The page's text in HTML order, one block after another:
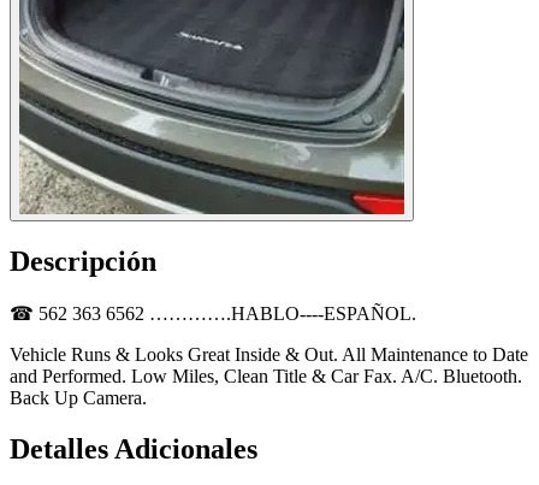
Descripción
☎ 562 363 6562 ………….HABLO----ESPAÑOL.
Vehicle Runs & Looks Great Inside & Out. All Maintenance to Date
and Performed. Low Miles, Clean Title & Car Fax. A/C. Bluetooth.
Back Up Camera.
Detalles Adicionales